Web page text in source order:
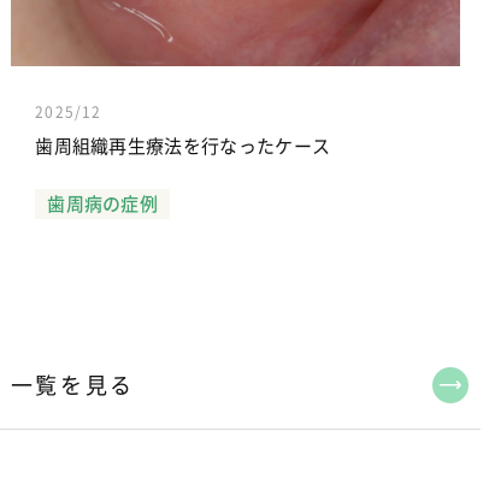
2025/12
歯周組織再生療法を行なったケース
歯周病の症例
一覧を見る